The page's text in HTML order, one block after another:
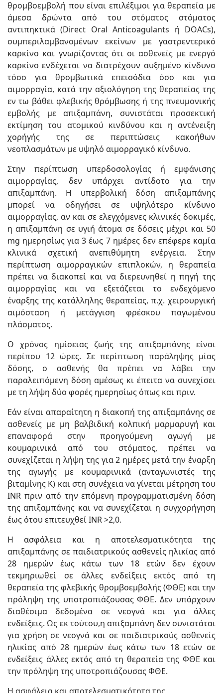
θρομβοεμβολή που είναι επιλέξιμοι για θεραπεία με
άμεσα δρώντα από του στόματος στόματος
αντιπηκτικά (Direct Oral Anticoagulants ή DOACs),
συμπεριλαμβανομένων εκείνων με γαστρεντερικό
καρκίνο και γνωρίζοντας ότι οι ασθενείς με ενεργό
καρκίνο ενδέχεται να διατρέχουν αυξημένο κίνδυνο
τόσο για θρομβωτικά επεισόδια όσο και για
αιμορραγία, κατά την αξιολόγηση της θεραπείας της
εν τω βάθει φλεβικής θρόμβωσης ή της πνευμονικής
εμβολής με απιξαμπάνη, συνιστάται προσεκτική
εκτίμηση του ατομικού κινδύνου και η αντένειξη
χορήγής της σε περιπτώσεις κακοήθων
νεοπλασμάτων με υψηλό αιμορραγικό κίνδυνο.
Στην περίπτωση υπερδοσολογίας ή εμφάνισης
αιμορραγίας, δεν υπάρχει αντίδοτο για την
απιξαμπάνη. Η υπερβολική δόση απιξαμπάνης
μπορεί να οδηγήσει σε υψηλότερο κίνδυνο
αιμορραγίας, αν και σε ελεγχόμενες κλινικές δοκιμές,
η απιξαμπάνη σε υγιή άτομα σε δόσεις μέχρι και 50
mg ημερησίως για 3 έως 7 ημέρες δεν επέφερε καμία
κλινικά σχετική ανεπιθύμητη ενέργεια. Στην
περίπτωση αιμορραγικών επιπλοκών, η θεραπεία
πρέπει να διακοπεί και να διερευνηθεί η πηγή της
αιμορραγίας και να εξετάζεται το ενδεχόμενο
έναρξης της κατάλληλης θεραπείας, π.χ. χειρουργική
αιμόσταση ή μετάγγιση φρέσκου παγωμένου
πλάσματος.
Ο χρόνος ημίσειας ζωής της απιξαμπάνης είναι
περίπου 12 ώρες. Σε περίπτωση παράληψης μίας
δόσης, ο ασθενής θα πρέπει να λάβει την
παραλειπόμενη δόση αμέσως κι έπειτα να συνεχίσει
με τη λήψη δύο φορές ημερησίως όπως και πριν.
Εάν είναι απαραίτητη η διακοπή της απιξαμπάνης σε
ασθενείς με μη βαλβιδική κολπική μαρμαρυγή και
επαναφορά στην προηγούμενη αγωγή με
κουμαρινικά από του στόματος, πρέπει να
συνεχίζεται η λήψη της για 2 ημέρες μετά την έναρξη
της αγωγής με κουμαρινικά (ανταγωνιστές της
βιταμίνης Κ) και στη συνέχεια να γίνεται μέτρηση του
INR πριν από την επόμενη προγραμματισμένη δόση
της απιξαμπάνης και να συνεχίζεται η συγχορήγηση
έως ότου επιτευχθεί INR >2,0.
Η ασφάλεια και η αποτελεσματικότητα της
απιξαμπάνης σε παιδιατρικούς ασθενείς ηλικίας από
28 ημερών έως κάτω των 18 ετών δεν έχουν
τεκμηριωθεί σε άλλες ενδείξεις εκτός από τη
θεραπεία της φλεβικής θρομβοεμβολής (ΦΘΕ) και την
πρόληψη της υποτροπιάζουσας ΦΘΕ. Δεν υπάρχουν
διαθέσιμα δεδομένα σε νεογνά και για άλλες
ενδείξεις. Ως εκ τούτου,η απιξαμπάνη δεν συνιστάται
για χρήση σε νεογνά και σε παιδιατρικούς ασθενείς
ηλικίας από 28 ημερών έως κάτω των 18 ετών σε
ενδείξεις άλλες εκτός από τη θεραπεία της ΦΘΕ και
την πρόληψη της υποτροπιάζουσας ΦΘΕ.